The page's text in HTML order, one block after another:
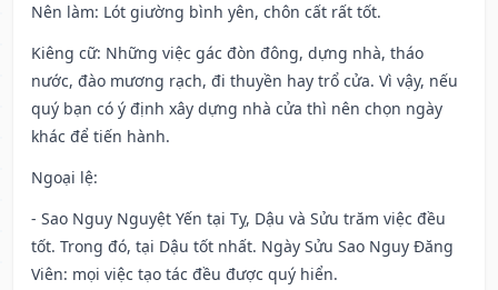
Nên làm: Lót giường bình yên, chôn cất rất tốt.
Kiêng cữ: Những việc gác đòn đông, dựng nhà, tháo
nước, đào mương rạch, đi thuyền hay trổ cửa. Vì vậy, nếu
quý bạn có ý định xây dựng nhà cửa thì nên chọn ngày
khác để tiến hành.
Ngoại lệ:
- Sao Nguy Nguyệt Yến tại Tỵ, Dậu và Sửu trăm việc đều
tốt. Trong đó, tại Dậu tốt nhất. Ngày Sửu Sao Nguy Đăng
Viên: mọi việc tạo tác đều được quý hiển.